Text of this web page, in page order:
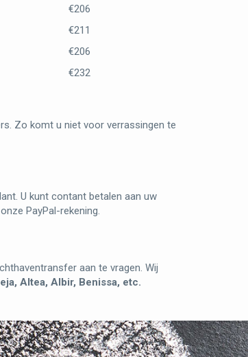
€206
€211
€206
€232
Zo komt u niet voor verrassingen te
U kunt contant betalen aan uw
PayPal-rekening.
aan te vragen. Wij
Altea, Albir, Benissa, etc.